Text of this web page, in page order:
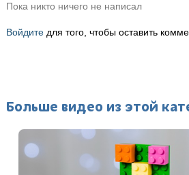
Пока никто ничего не написал
Войдитедля того, чтобы оставить
Больше видео из этой